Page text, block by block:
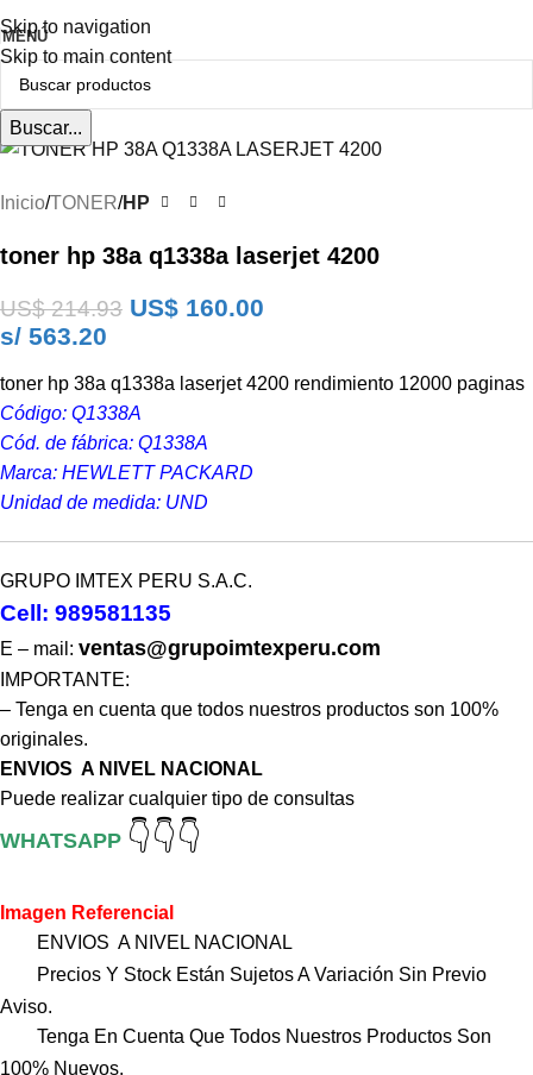
Skip to navigation
Skip to main content
MENÚ
Buscar...
En Oferta
Inicio TONER HP
toner hp 38a q1338a laserjet 4200
US$214.93 US$ 160.00
s/ 563.20
toner hp 38a q1338a laserjet 4200 rendimiento 12000 paginas
Código: Q1338A
Cód. de fábrica: Q1338A
Marca: HEWLETT PACKARD
Unidad de medida: UND
GRUPO IMTEX PERU S.A.C.
Cell: 989581135
E – mail: ventas@grupoimtexperu.com
IMPORTANTE:
– Tenga en cuenta que todos nuestros productos son 100%
originales.
ENVIOS A NIVEL NACIONAL
Puede realizar cualquier tipo de consultas
WHATSAPP 👇👇👇
Imagen Referencial
ENVIOS A NIVEL NACIONAL
Precios Y Stock Están Sujetos A Variación Sin Previo
Aviso.
Tenga En Cuenta Que Todos Nuestros Productos Son
100% Nuevos.